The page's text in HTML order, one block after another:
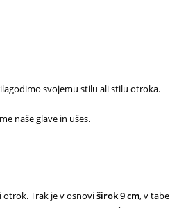
svojemu stilu ali stilu otroka.
naše glave in ušes.
otrok. Trak je v osnoviširok 9 cm, v